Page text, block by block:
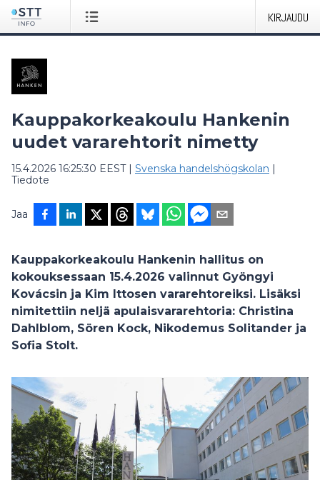
KIRJAUDU
Kauppakorkeakoulu Hankenin
uudet vararehtorit nimetty
15.4.2026 16:25:30 EEST| Svenska handelshögskolan |
Tiedote
Jaa
Kauppakorkeakoulu Hankenin hallitus on
kokouksessaan 15.4.2026 valinnut Gyöngyi
Kovácsin ja Kim Ittosen vararehtoreiksi. Lisäksi
nimitettiin neljä apulaisvararehtoria: Christina
Dahlblom, Sören Kock, Nikodemus Solitander ja
Sofia Stolt.